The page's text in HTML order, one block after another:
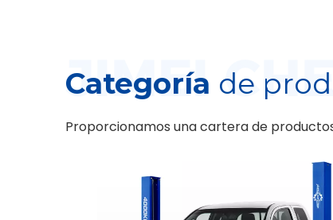
Categoría de
Proporcionamos una cartera de